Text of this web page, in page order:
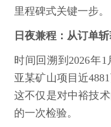
里程碑式关键一步。
日夜兼程：从订单
时间回溯到2026年
亚某矿山项目近
这不仅是对中裕技
的一次检验。